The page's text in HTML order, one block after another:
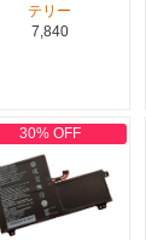
テリー
7,840
30% OFF